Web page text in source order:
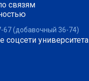
связям
67 (добавочный 36-74)
университета